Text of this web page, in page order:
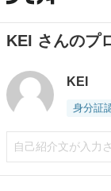
KEI さんのプ
KEI
身分証
自己紹介文が入力